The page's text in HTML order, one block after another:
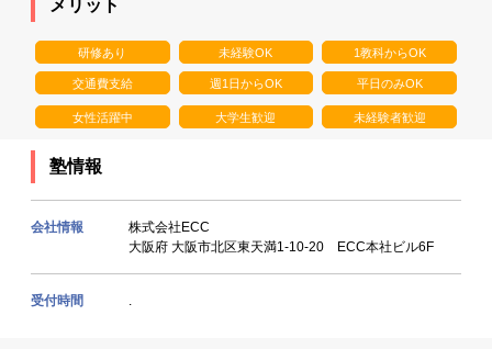
メリット
研修あり 未経験OK 1教科からOK
交通費支給 週1日からOK 平日のみOK
女性活躍中 大学生歓迎 未経験者歓迎
塾情報
会社情報
株式会社ECC
大阪府 大阪市北区東天満1-10-20 ECC本社ビル6F
受付時間 .